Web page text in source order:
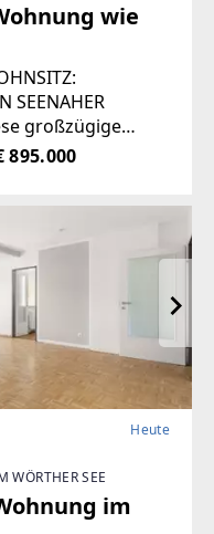
wie
SEENAHER
großzügige
mit
und
895.000
Heute
WÖRTHER SEE
im